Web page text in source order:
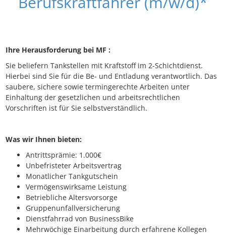
Ihre Herausforderung bei MF :
Sie beliefern Tankstellen mit Kraftstoff im 2-Schichtdienst.
Hierbei sind Sie für die Be- und Entladung verantwortlich. Das
saubere, sichere sowie termingerechte Arbeiten unter
Einhaltung der gesetzlichen und arbeitsrechtlichen
Vorschriften ist für Sie selbstverständlich.
Was wir Ihnen bieten:
Antrittsprämie: 1.000€
Unbefristeter Arbeitsvertrag
Monatlicher Tankgutschein
Vermögenswirksame Leistung
Betriebliche Altersvorsorge
Gruppenunfallversicherung
Dienstfahrrad von BusinessBike
Mehrwöchige Einarbeitung durch erfahrene Kollegen